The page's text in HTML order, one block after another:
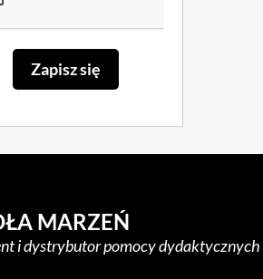
MARZEŃ
i dystrybutor pomocy dydaktycznych